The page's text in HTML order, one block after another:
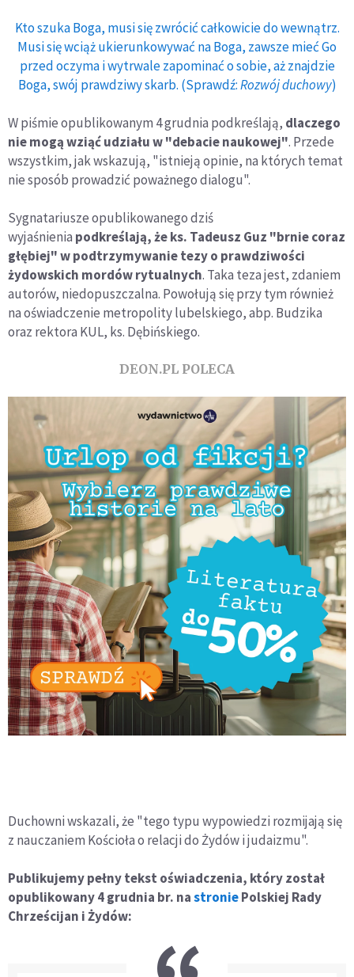
Kto szuka Boga, musi się zwrócić całkowicie do wewnątrz.
Musi się wciąż ukierunkowywać na Boga, zawsze mieć Go
przed oczyma i wytrwale zapominać o sobie, aż znajdzie
Boga, swój prawdziwy skarb. (Sprawdź:Rozwój duchowy)
W piśmie opublikowanym 4 grudnia podkreślają, dlaczego
nie mogą wziąć udziału w "debacie naukowej". Przede
wszystkim, jak wskazują, "istnieją opinie, na których temat
nie sposób prowadzić poważnego dialogu".
Sygnatariusze opublikowanego dziś
wyjaśnienia podkreślają, że ks. Tadeusz Guz "brnie coraz
głębiej" w podtrzymywanie tezy o prawdziwości
żydowskich mordów rytualnych. Taka teza jest, zdaniem
autorów, niedopuszczalna. Powołują się przy tym również
na oświadczenie metropolity lubelskiego, abp. Budzika
oraz rektora KUL, ks. Dębińskiego.
DEON.PL POLECA
Duchowni wskazali, że "tego typu wypowiedzi rozmijają się
z nauczaniem Kościoła o relacji do Żydów i judaizmu".
Publikujemy pełny tekst oświadczenia, który został
opublikowany 4 grudnia br. nastroniePolskiej Rady
Chrześcijan i Żydów: